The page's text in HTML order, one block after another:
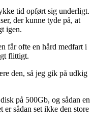
tid opført sig underligt.
der kunne tyde på, at
igen.
får ofte en hård medfart i
flittigt.
den, så jeg gik på udkig
på 500Gb, og sådan en
er sådan set ikke den store